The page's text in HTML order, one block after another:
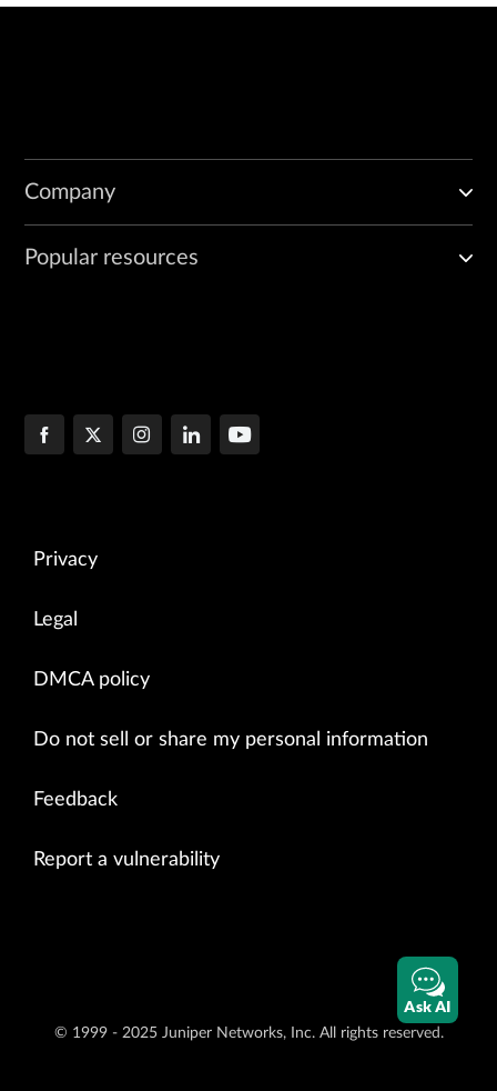
Company
Popular resources
Privacy
Legal
DMCA policy
Do not sell or share my personal information
Feedback
Report a vulnerability
© 1999 - 2025 Juniper Networks, Inc. All rights reserved.
Ask AI